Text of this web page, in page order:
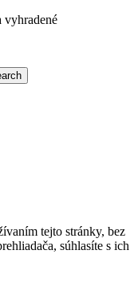
vyhradené
tejto stránky, bez
súhlasíte s ich